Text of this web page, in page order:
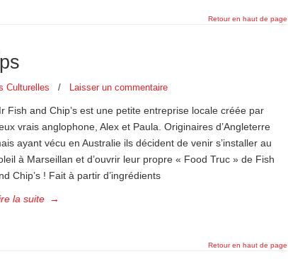
Retour en haut de page
Culturelles / Laisser un commentaire
Fish and Chip’s est une petite entreprise locale créée par
vrais anglophone, Alex et Paula. Originaires d’Angleterre
ayant vécu en Australie ils décident de venir s’installer au
à Marseillan et d’ouvrir leur propre « Food Truc » de Fish
Chip’s ! Fait à partir d’ingrédients
la suite →
Retour en haut de page